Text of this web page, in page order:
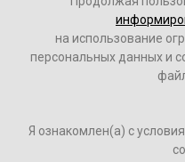
© 2026 Интернет-
пользователя на
16+
Зарегистрировано
сфере связи,
коммуникаций
на использование
персональных данных и
Я ознакомлен(а) с